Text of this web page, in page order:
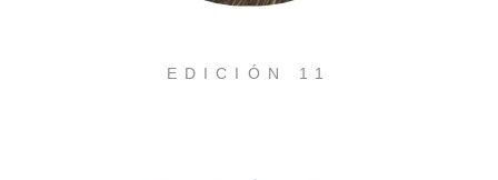
EDICIÓN 11